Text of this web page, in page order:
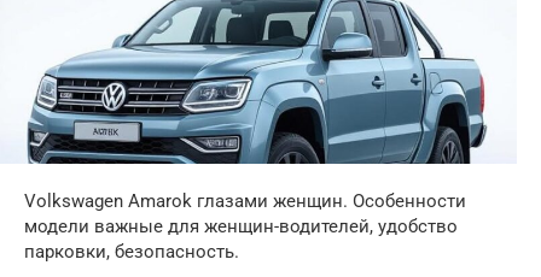
Volkswagen Amarok глазами женщин. Особенности
модели важные для женщин-водителей, удобство
парковки, безопасность.